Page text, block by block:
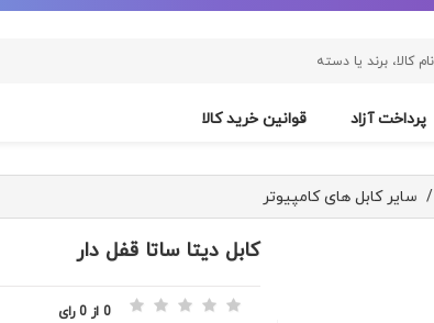
پرداخت آزاد قوانین خرید کالا
/ سایر کابل های کامپیوتر
کابل ديتا ساتا قفل دار
0 از 0 رای